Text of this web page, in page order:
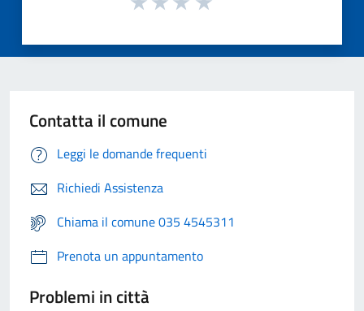
Contatta il comune
Leggi le domande frequenti
Richiedi Assistenza
Chiama il comune 035 4545311
Prenota un appuntamento
Problemi in città